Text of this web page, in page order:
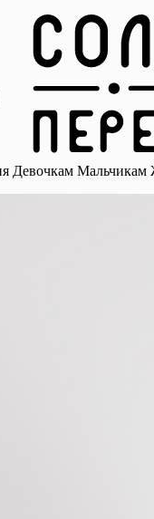
Девочкам Мальчикам
Мальчикам
Платья и сарафаны